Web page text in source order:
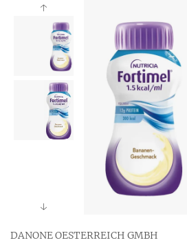
DANONE OESTERREICH GMBH